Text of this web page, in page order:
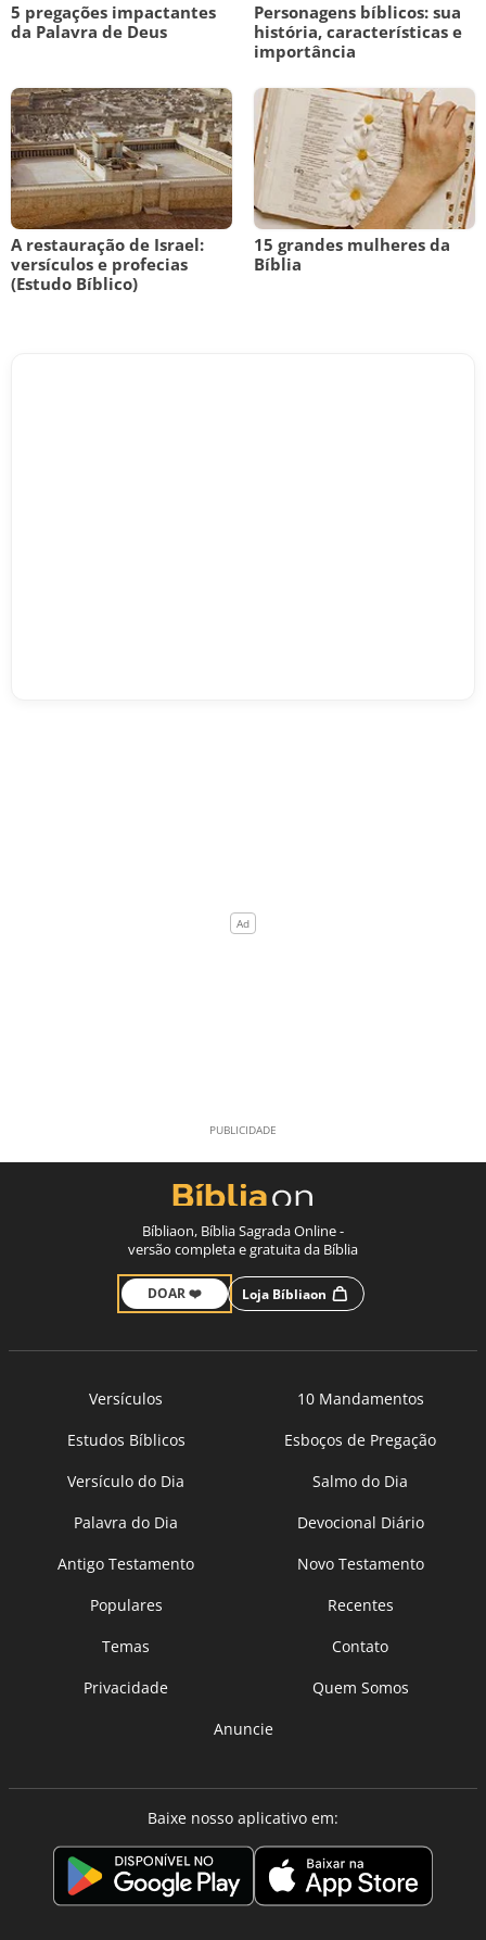
5 pregações impactantes
da Palavra de Deus
Personagens bíblicos: sua
história, características e
importância
A restauração de Israel:
versículos e profecias
(Estudo Bíblico)
15 grandes mulheres da
Bíblia
Bíbliaon, Bíblia Sagrada Online -
versão completa e gratuita da Bíblia
DOAR ❤️ Loja Bíbliaon
Versículos
10 Mandamentos
Estudos Bíblicos
Esboços de Pregação
Versículo do Dia
Salmo do Dia
Palavra do Dia
Devocional Diário
Antigo Testamento
Novo Testamento
Populares
Recentes
Temas
Contato
Privacidade
Quem Somos
Anuncie
Baixe nosso aplicativo em: